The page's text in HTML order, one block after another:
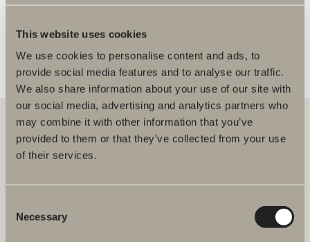
This website uses cookies
We use cookies to personalise content and ads, to
provide social media features and to analyse our traffic.
We also share information about your use of our site with
our social media, advertising and analytics partners who
may combine it with other information that you’ve
provided to them or that they’ve collected from your use
of their services.
Selection
Necessary
FLER ÅTERFÖRSÄLJARE
Hos oss hittar du allt för hela badrummet. Från badrumsmöbler,
Verkstadsvägen 1